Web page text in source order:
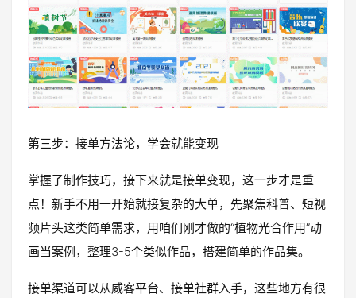
第三步：接单方法论，学会就能变现
掌握了制作技巧，接下来就是接单变现，这一步才是重
点！新手不用一开始就接复杂的大单，先聚焦科普、短视
频片头这类简单需求，用咱们刚才做的“植物光合作用”动
画当案例，整理3-5个类似作品，搭建简单的作品集。
接单渠道可以从威客平台、接单社群入手，这些地方有很